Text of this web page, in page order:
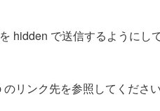
hidden で送信するようにし
リンク先を参照してください